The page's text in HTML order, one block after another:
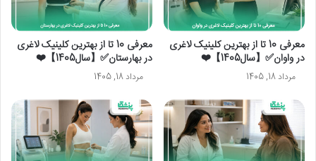
معرفی 10 تا از بهترین کلینیک لاغری
در واوان✅【سال1405】❤️
مرداد 18, 1405
معرفی 10 تا از بهترین کلینیک لاغری
در بهارستان✅【سال1405】❤️
مرداد 18, 1405